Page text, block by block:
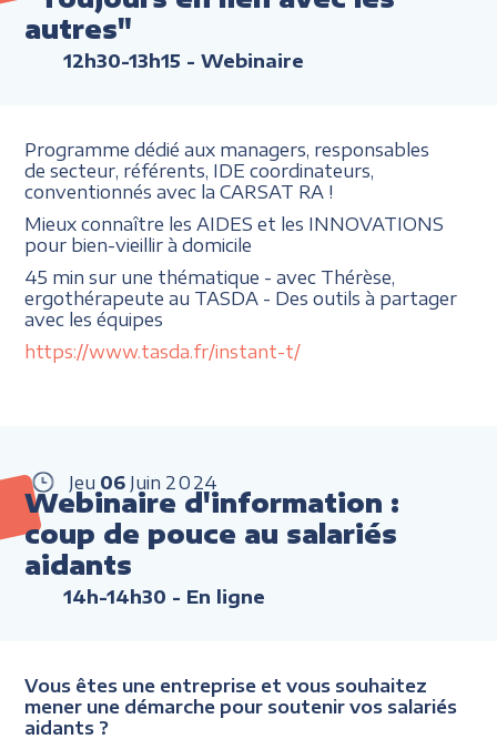
autres"
12h30-13h15 - Webinaire
Programme dédié aux managers, responsables
de secteur, référents, IDE coordinateurs,
conventionnés avec la CARSAT RA !
Mieux connaître les AIDES et les INNOVATIONS
pour bien-vieillir à domicile
45 min sur une thématique - avec Thérèse,
ergothérapeute au TASDA - Des outils à partager
avec les équipes
https://www.tasda.fr/instant-t/
Jeu 06 Juin 2024
Webinaire d'information :
coup de pouce au salariés
aidants
14h-14h30 - En ligne
Vous êtes une entreprise et vous souhaitez
mener une démarche pour soutenir vos salariés
aidants ?